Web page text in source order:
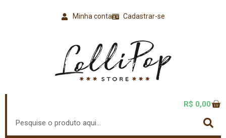
Cadastrar-se
Minha conta
R$ 0,00